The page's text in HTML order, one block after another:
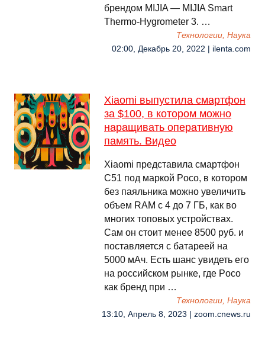
брендом MIJIA — MIJIA Smart
Thermo-Hygrometer 3. …
Технологии, Наука
02:00, Декабрь 20, 2022 | ilenta.com
Xiaomi выпустила смартфон
за $100, в котором можно
наращивать оперативную
память. Видео
Xiaomi представила смартфон
С51 под маркой Poco, в котором
без паяльника можно увеличить
объем RAM с 4 до 7 ГБ, как во
многих топовых устройствах.
Сам он стоит менее 8500 руб. и
поставляется с батареей на
5000 мАч. Есть шанс увидеть его
на российском рынке, где Poco
как бренд при …
Технологии, Наука
13:10, Апрель 8, 2023 | zoom.cnews.ru